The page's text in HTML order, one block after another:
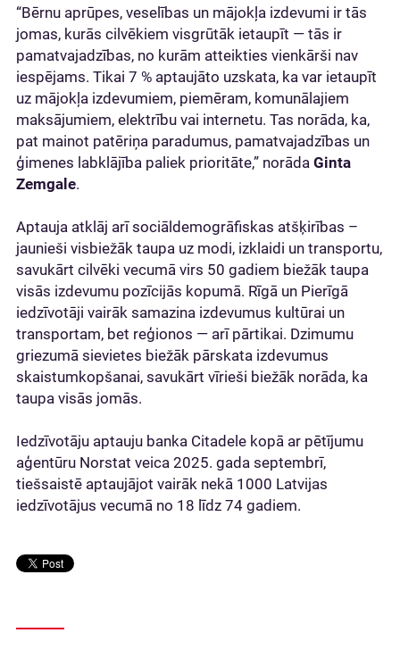
“Bērnu aprūpes, veselības un mājokļa izdevumi ir tās
jomas, kurās cilvēkiem visgrūtāk ietaupīt — tās ir
pamatvajadzības, no kurām atteikties vienkārši nav
iespējams. Tikai 7 % aptaujāto uzskata, ka var ietaupīt
uz mājokļa izdevumiem, piemēram, komunālajiem
maksājumiem, elektrību vai internetu. Tas norāda, ka,
pat mainot patēriņa paradumus, pamatvajadzības un
ģimenes labklājība paliek prioritāte,” norāda Ginta
Zemgale.
Aptauja atklāj arī sociāldemogrāfiskas atšķirības –
jaunieši visbiežāk taupa uz modi, izklaidi un transportu,
savukārt cilvēki vecumā virs 50 gadiem biežāk taupa
visās izdevumu pozīcijās kopumā. Rīgā un Pierīgā
iedzīvotāji vairāk samazina izdevumus kultūrai un
transportam, bet reģionos — arī pārtikai. Dzimumu
griezumā sievietes biežāk pārskata izdevumus
skaistumkopšanai, savukārt vīrieši biežāk norāda, ka
taupa visās jomās.
Iedzīvotāju aptauju banka Citadele kopā ar pētījumu
aģentūru Norstat veica 2025. gada septembrī,
tiešsaistē aptaujājot vairāk nekā 1000 Latvijas
iedzīvotājus vecumā no 18 līdz 74 gadiem.